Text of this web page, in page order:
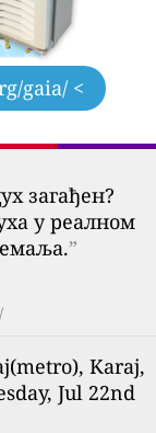
gaia/ <
загађен?
у реалном
”
Karaj,
Jul 22nd